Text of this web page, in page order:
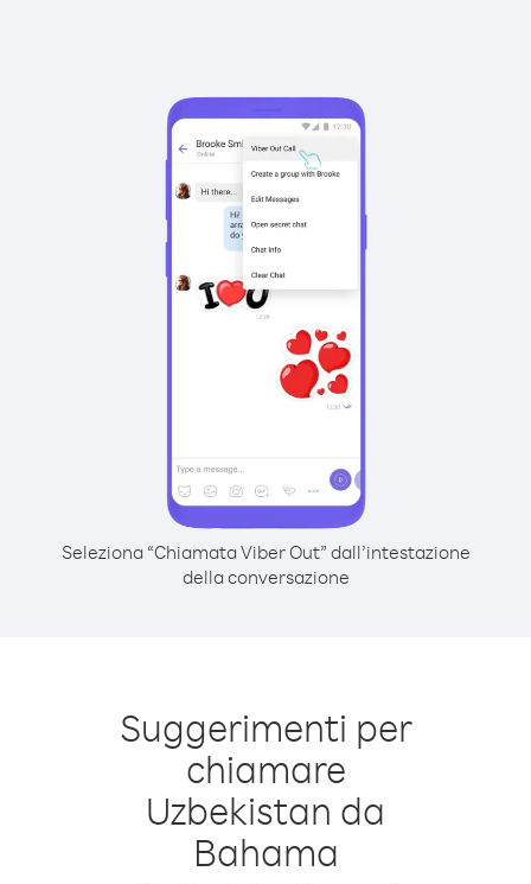
Seleziona “Chiamata Viber Out” dall’intestazione
della conversazione
Suggerimenti per
chiamare
Uzbekistan da
Bahama